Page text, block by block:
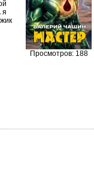
я
Просмотров: 188